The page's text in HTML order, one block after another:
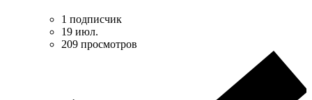
1 подписчик
19 июл.
209 просмотров